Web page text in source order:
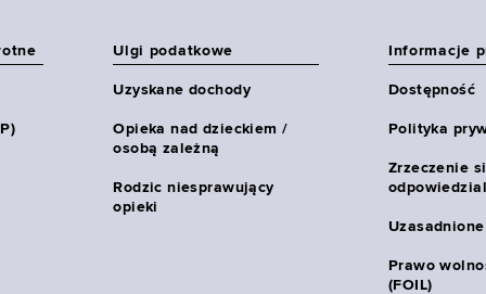
Ulgi podatkowe
Uzyskane dochody
Opieka nad dzieckiem /
osobą zależną
Rodzic niesprawujący
opieki
Informacje
Dostępność
Polityka
Zrzeczenie
Prawo
(FOIL)